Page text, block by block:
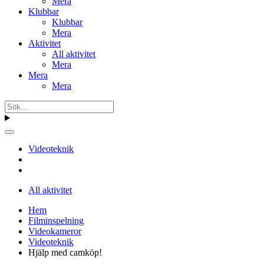
Klubbar
Klubbar
Mera
Aktivitet
All aktivitet
Mera
Mera
Mera
Videoteknik
All aktivitet
Hem
Filminspelning
Videokameror
Videoteknik
Hjälp med camköp!